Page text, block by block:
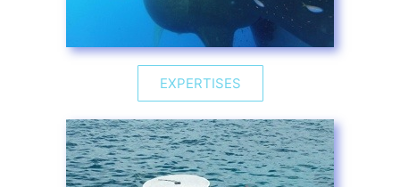
EXPERTISES